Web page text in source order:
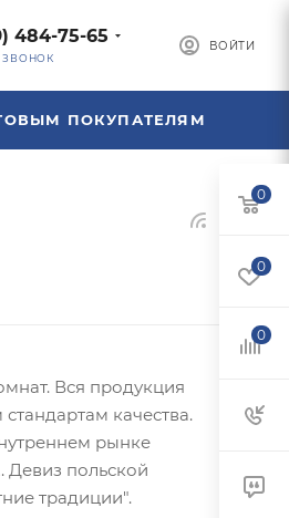
ВОЙТИ
484-75-65
ЗВОНОК
ПОКУПАТЕЛЯМ
Вся продукция
качества.
рынке
польской
традиции".
0
0
0